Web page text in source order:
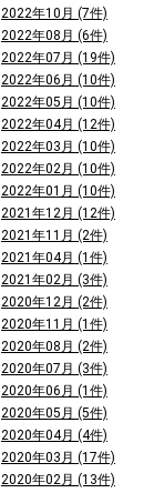
2022年10月 (7件)
2022年08月 (6件)
2022年07月 (19件)
2022年06月 (10件)
2022年05月 (10件)
2022年04月 (12件)
2022年03月 (10件)
2022年02月 (10件)
2022年01月 (10件)
2021年12月 (12件)
2021年11月 (2件)
2021年04月 (1件)
2021年02月 (3件)
2020年12月 (2件)
2020年11月 (1件)
2020年08月 (2件)
2020年07月 (3件)
2020年06月 (1件)
2020年05月 (5件)
2020年04月 (4件)
2020年03月 (17件)
2020年02月 (13件)